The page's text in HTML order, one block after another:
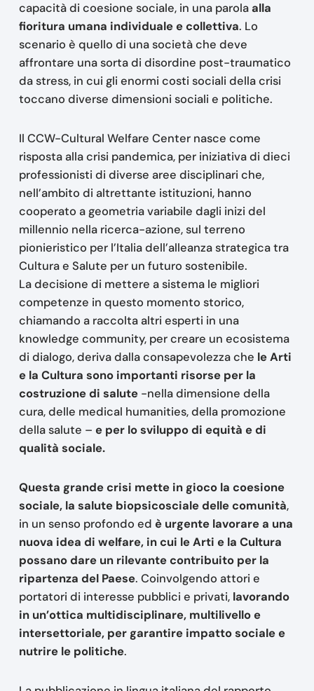
capacità di coesione sociale, in una parolaalla
fioritura umana individuale e collettiva. Lo
scenario è quello di una società che deve
affrontare una sorta di disordine post-traumatico
da stress, in cui gli enormi costi sociali della crisi
toccano diverse dimensioni sociali e politiche.
Il CCW-Cultural Welfare Center nasce come
risposta alla crisi pandemica, per iniziativa di dieci
professionisti di diverse aree disciplinari che,
nell’ambito di altrettante istituzioni, hanno
cooperato a geometria variabile dagli inizi del
millennio nella ricerca-azione, sul terreno
pionieristico per l’Italia dell’alleanza strategica tra
Cultura e Salute per un futuro sostenibile.
La decisione di mettere a sistema le migliori
competenze in questo momento storico,
chiamando a raccolta altri esperti in una
knowledge community, per creare un ecosistema
di dialogo, deriva dalla consapevolezza che le Arti
e la Cultura sono importanti risorse per la
costruzione di salute-nella dimensione della
cura, delle medical humanities, della promozione
della salute – e per lo sviluppo di equità e di
qualità sociale.
Questa grande crisi mette in gioco la coesione
sociale, la salute biopsicosciale delle comunità,
in un senso profondo ed è urgente lavorare a una
nuova idea di welfare, in cui le Arti e la Cultura
possano dare un rilevante contribuito per la
ripartenza del Paese. Coinvolgendo attori e
portatori di interesse pubblici e privati, lavorando
in un’ottica multidisciplinare, multilivello e
intersettoriale, per garantire impatto sociale e
nutrire le politiche.